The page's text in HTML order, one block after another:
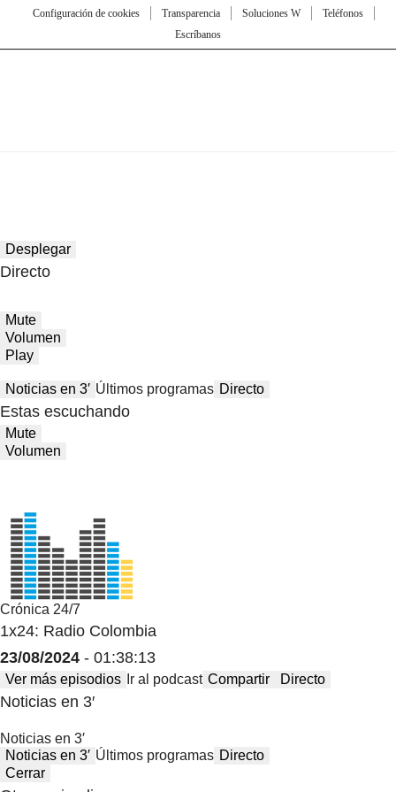
Configuración de cookies
Transparencia Soluciones W
Teléfonos
Escríbanos
Desplegar
Directo
Mute
Volumen
Play
Noticias en 3′ Últimos programas Directo
Estas escuchando
Mute
Volumen
Crónica 24/7
1x24: Radio Colombia
23/08/2024 - 01:38:13
Ver más episodios Ir al podcast Compartir Directo
Noticias en 3′
Noticias en 3′
Noticias en 3′ Últimos programas Directo
Cerrar